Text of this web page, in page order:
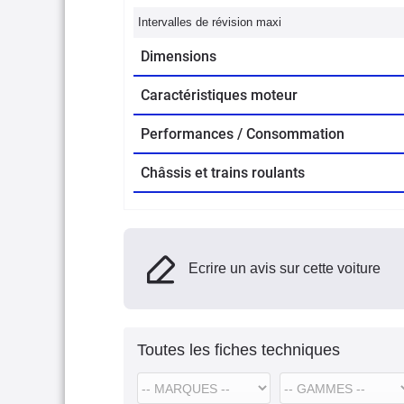
Intervalles de révision maxi
Dimensions
Caractéristiques moteur
Performances / Consommation
Châssis et trains roulants
Ecrire un avis sur cette voiture
Toutes les fiches techniques